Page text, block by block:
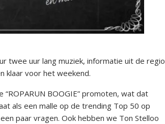
twee uur lang muziek, informatie uit de regio
klaar voor het weekend.
BOOGIE” promoten, wat dat
als een malle op de trending Top 50 op
paar vragen. Ook hebben we Ton Stelloo